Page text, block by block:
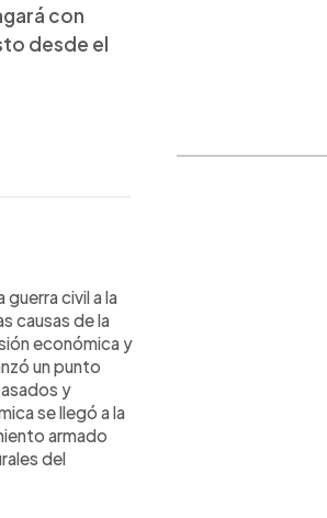
con
desde el
guerra civil a la
causas de la
económica y
un punto
y
se llegó a la
armado
del